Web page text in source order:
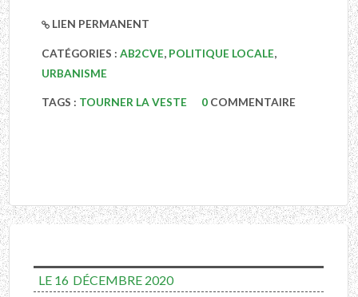
LIEN PERMANENT
CATÉGORIES : AB2CVE, POLITIQUE LOCALE,
URBANISME
TAGS : TOURNER LA VESTE 0 COMMENTAIRE
LE 16 DÉCEMBRE 2020